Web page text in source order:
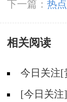
疗癫痫常用
下一篇： 热
越常出现的
相关阅读
今日关注[
么会得癫痫？
[今日关